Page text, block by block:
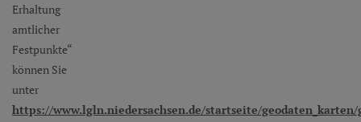
Erhaltung
amtlicher
Festpunkte“
können Sie
unter
https://www.lgln.niedersachsen.de/startseite/